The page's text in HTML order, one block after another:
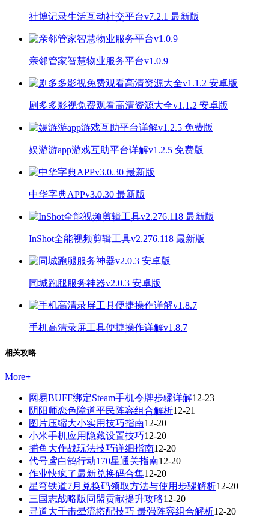
社博记录生活互动社交平台v7.2.1 最新版
亲邻管家智慧物业服务平台v1.0.9
剧多多影视免费观看高清资源大全v1.1.2 安卓版
娱游游app游戏互助平台详解v1.2.5 免费版
中华字典APPv3.0.30 最新版
InShot全能视频剪辑工具v2.276.118 最新版
同城跑腿服务神器v2.0.3 安卓版
手机高清录屏工具便捷操作详解v1.8.7
相关攻略
More+
网易BUFF绑定Steam手机令牌步骤详解12-23
阴阳师恋色障道平民阵容组合解析12-21
图片压缩大小实用技巧指南12-20
小米手机应用隐藏设置技巧12-20
捕鱼大作战玩法技巧详细指南12-20
代号鸢白鹄行动170星通关指南12-20
作业快疯了最新兑换码合集12-20
星穹铁道7月兑换码领取方法与使用步骤解析12-20
三国志战略版同盟贡献提升攻略12-20
寻道大千击晕流搭配技巧 最强阵容组合解析12-20